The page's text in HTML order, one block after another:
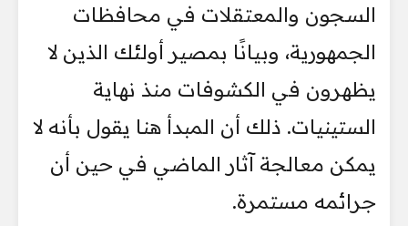
السجون والمعتقلات في محافظات
الجمهورية، وبيانًا بمصير أولئك الذين لا
يظهرون في الكشوفات منذ نهاية
الستينيات. ذلك أن المبدأ هنا يقول بأنه لا
يمكن معالجة آثار الماضي في حين أن
جرائمه مستمرة.